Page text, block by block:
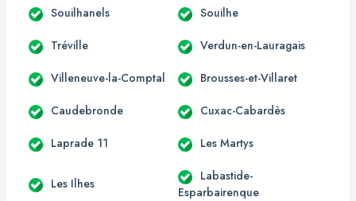
Souilhanels Souilhe
Tréville Verdun-en-Lauragais
Villeneuve-la-Comptal Brousses-et-Villaret
Caudebronde Cuxac-Cabardès
Laprade 11 Les Martys
Les Ilhes
Labastide-
Esparbairenque